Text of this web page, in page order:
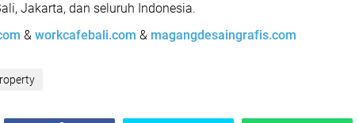
Jakarta, dan seluruh Indonesia.
& workcafebali.com & magangdesaingrafis.com